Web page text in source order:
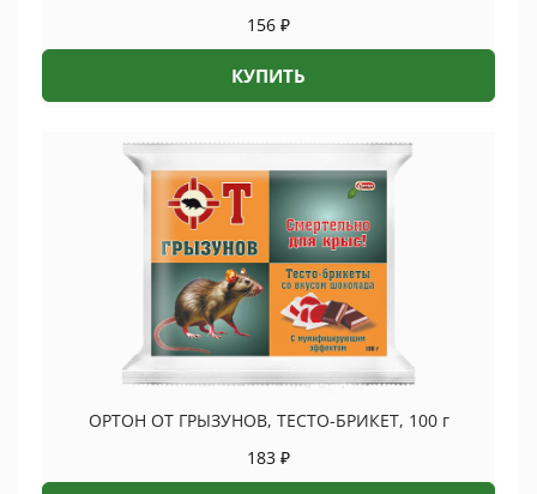
156 ₽
КУПИТЬ
ОРТОН ОТ ГРЫЗУНОВ, ТЕСТО-БРИКЕТ, 100 г
183 ₽